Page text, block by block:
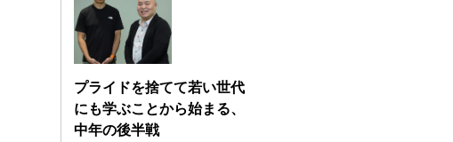
プライドを捨てて若い世代
にも学ぶことから始まる、
中年の後半戦